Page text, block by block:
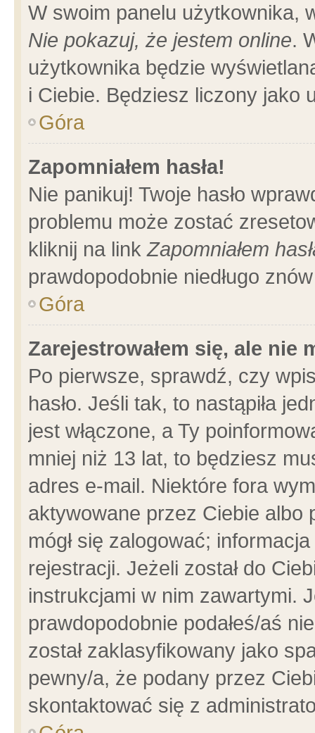
W swoim panelu użytkownika,
Nie pokazuj, że jestem online.
użytkownika będzie
i Ciebie. Będziesz liczony jako
Góra
Zapomniałem hasła!
Nie panikuj! Twoje hasło
problemu może zostać
kliknij na linkZapomniałem
prawdopodobnie niedługo
Góra
Zarejestrowałem się, ale nie
Po pierwsze, sprawdź, czy
hasło. Jeśli tak, to nastąpiła
jest włączone, a Ty
mniej niż 13 lat, to będziesz
adres e-mail. Niektóre fora
aktywowane przez Ciebie albo
mógł się zalogować;
rejestracji. Jeżeli został do
instrukcjami w nim zawartymi.
prawdopodobnie podałeś/aś
został zaklasyfikowany jako
pewny/a, że podany przez
skontaktować się z